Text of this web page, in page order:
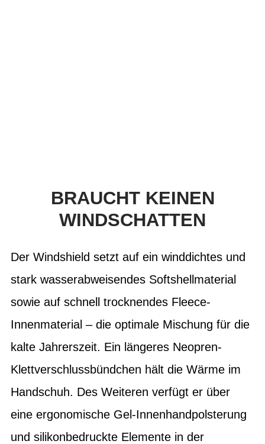
BRAUCHT KEINEN
WINDSCHATTEN
Der Windshield setzt auf ein winddichtes und
stark wasserabweisendes Softshellmaterial
sowie auf schnell trocknendes Fleece-
Innenmaterial – die optimale Mischung für die
kalte Jahrerszeit. Ein längeres Neopren-
Klettverschlussbündchen hält die Wärme im
Handschuh. Des Weiteren verfügt er über
eine ergonomische Gel-Innenhandpolsterung
und silikonbedruckte Elemente in der